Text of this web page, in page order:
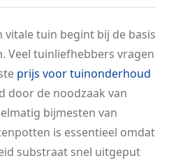
vitale tuin begint bij de basis
Veel tuinliefhebbers vragen
prijs voor tuinonderhoud
door de noodzaak van
bijmesten van
is essentieel omdat
substraat snel uitgeput